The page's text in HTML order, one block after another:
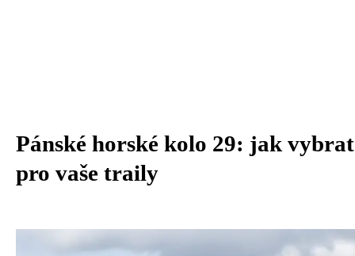
Pánské horské kolo 29: jak
pro vaše traily